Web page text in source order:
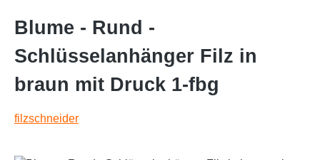
Blume - Rund -
Schlüsselanhänger Filz in
braun mit Druck 1-fbg
filzschneider